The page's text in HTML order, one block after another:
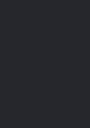
e
e incentivi per
edilizio
inserimento
dei
i dipendenti pubblici;
della Funzione
PA, di una circolare a
ad
“Risparmio